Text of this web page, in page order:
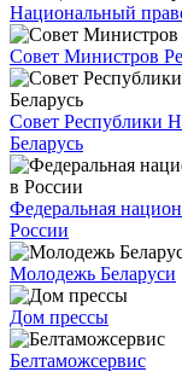
Национальный
Совет Министров
Совет Республики
Беларусь
Федеральная
России
Молодежь Беларуси
Дом прессы
Белтаможсервис